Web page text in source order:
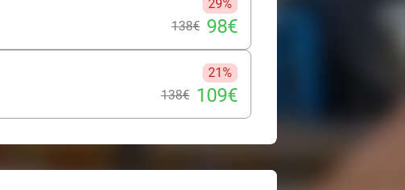
29%
138€ 98€
21%
138€ 109€